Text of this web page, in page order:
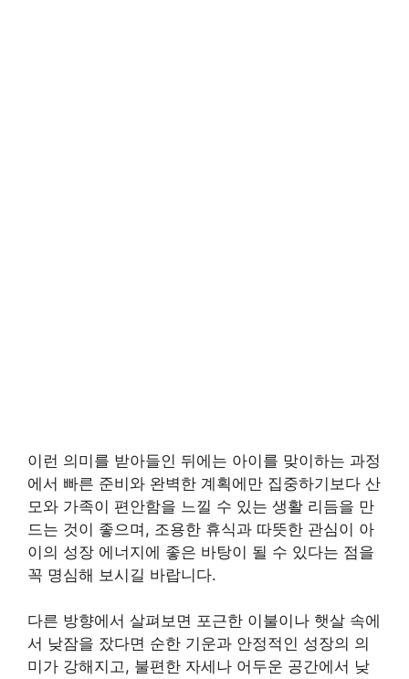
이런 의미를 받아들인 뒤에는 아이를 맞이하는 과정
에서 빠른 준비와 완벽한 계획에만 집중하기보다 산
모와 가족이 편안함을 느낄 수 있는 생활 리듬을 만
드는 것이 좋으며, 조용한 휴식과 따뜻한 관심이 아
이의 성장 에너지에 좋은 바탕이 될 수 있다는 점을
꼭 명심해 보시길 바랍니다.
다른 방향에서 살펴보면 포근한 이불이나 햇살 속에
서 낮잠을 잤다면 순한 기운과 안정적인 성장의 의
미가 강해지고, 불편한 자세나 어두운 공간에서 낮